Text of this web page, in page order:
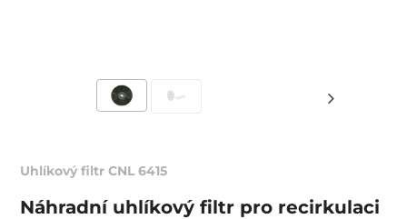
Uhlíkový filtr CNL 6415
Náhradní uhlíkový filtr pro recirkulaci